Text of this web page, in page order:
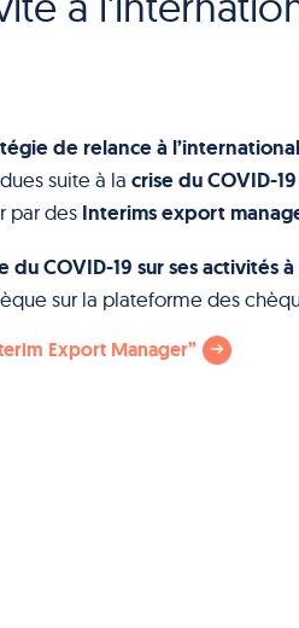
de relance à l’international
suite à la crise du COVID-19
par des Interims export
COVID-19 sur ses activités
sur la plateforme des
Export Manager”